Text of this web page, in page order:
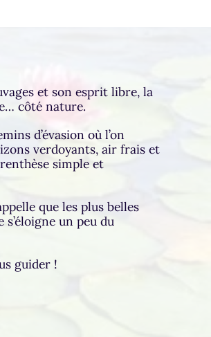
et son esprit libre, la
côté nature.
d’évasion où l’on
verdoyants, air frais et
simple et
que les plus belles
un peu du
guider !